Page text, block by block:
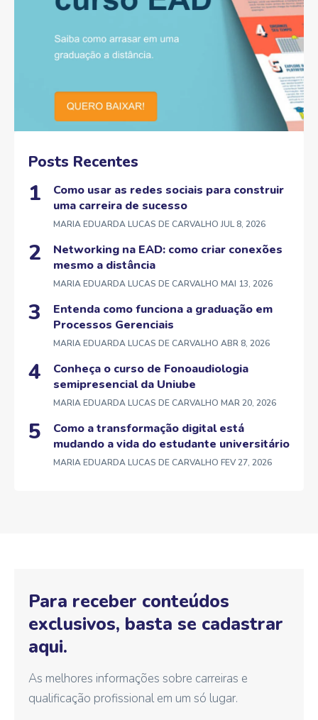
Posts Recentes
Como usar as redes sociais para construir
uma carreira de sucesso
MARIA EDUARDA LUCAS DE CARVALHO JUL 8, 2026
Networking na EAD: como criar conexões
mesmo a distância
MARIA EDUARDA LUCAS DE CARVALHO MAI 13, 2026
Entenda como funciona a graduação em
Processos Gerenciais
MARIA EDUARDA LUCAS DE CARVALHO ABR 8, 2026
Conheça o curso de Fonoaudiologia
semipresencial da Uniube
MARIA EDUARDA LUCAS DE CARVALHO MAR 20, 2026
Como a transformação digital está
mudando a vida do estudante universitário
MARIA EDUARDA LUCAS DE CARVALHO FEV 27, 2026
Para receber conteúdos
exclusivos, basta se cadastrar
aqui.
As melhores informações sobre carreiras e
qualificação profissional em um só lugar.